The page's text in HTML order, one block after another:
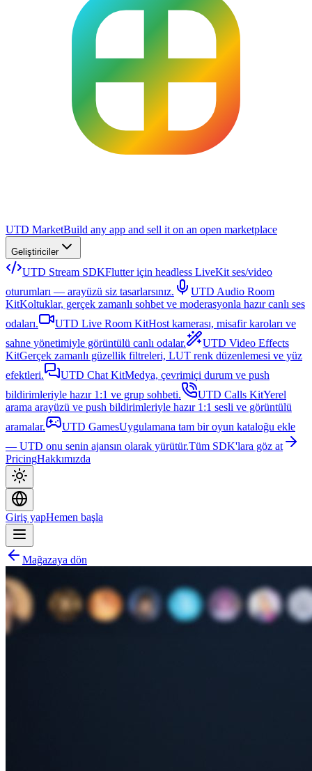
UTD MarketBuild any app and sell it on an open marketplace
Geliştiriciler
UTD Stream SDKFlutter için headless LiveKit ses/video
oturumları — arayüzü siz tasarlarsınız.
UTD Audio Room
KitKoltuklar, gerçek zamanlı sohbet ve moderasyonla hazır canlı ses
odaları.
UTD Live Room KitHost kamerası, misafir karoları ve
sahne yönetimiyle görüntülü canlı odalar.
UTD Video Effects
KitGerçek zamanlı güzellik filtreleri, LUT renk düzenlemesi ve yüz
efektleri.
UTD Chat KitMedya, çevrimiçi durum ve push
bildirimleriyle hazır 1:1 ve grup sohbeti.
UTD Calls KitYerel
arama arayüzü ve push bildirimleriyle hazır 1:1 sesli ve görüntülü
aramalar.
UTD GamesUygulamana tam bir oyun kataloğu ekle
— UTD onu senin ajansın olarak yürütür.Tüm SDK'lara göz at
PricingHakkımızda
Giriş yapHemen başla
Mağazaya dön